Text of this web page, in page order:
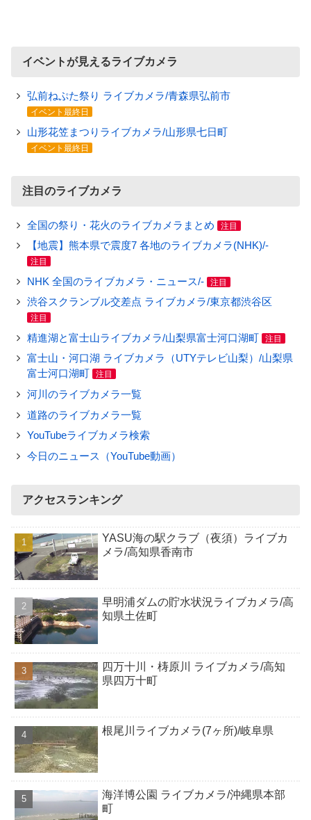
イベントが見えるライブカメラ
弘前ねぷた祭り ライブカメラ/青森県弘前市
イベント最終日
山形花笠まつりライブカメラ/山形県七日町
イベント最終日
注目のライブカメラ
全国の祭り・花火のライブカメラまとめ 注目
【地震】熊本県で震度7 各地のライブカメラ(NHK)/-
注目
NHK 全国のライブカメラ・ニュース/- 注目
渋谷スクランブル交差点 ライブカメラ/東京都渋谷区
注目
精進湖と富士山ライブカメラ/山梨県富士河口湖町 注目
富士山・河口湖 ライブカメラ（UTYテレビ山梨）/山梨県
富士河口湖町
注目
河川のライブカメラ一覧
道路のライブカメラ一覧
YouTubeライブカメラ検索
今日のニュース（YouTube動画）
アクセスランキング
YASU海の駅クラブ（夜須）ライブカ
メラ/高知県香南市
早明浦ダムの貯水状況ライブカメラ/高
知県土佐町
四万十川・梼原川 ライブカメラ/高知
県四万十町
根尾川ライブカメラ(7ヶ所)/岐阜県
海洋博公園 ライブカメラ/沖縄県本部
町